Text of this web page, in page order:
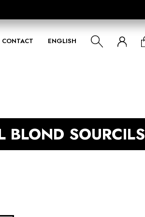
CONTACT ENGLISH
BLOND SOURCILS